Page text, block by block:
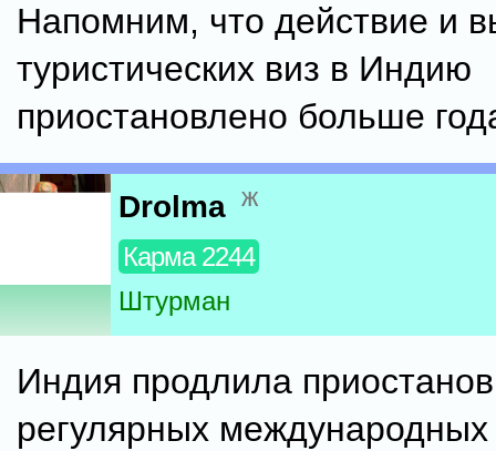
Напомним, что действие и
туристических виз в Индию
приостановлено больше
Drolma ж
Карма 2244
Штурман
Индия продлила
регулярных